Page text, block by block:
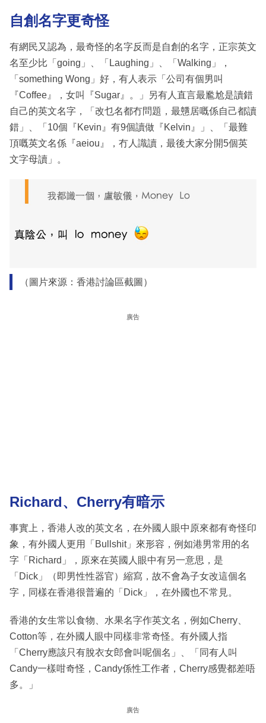
自創名字更奇怪
有網民又認為，最奇怪的名字反而是自創的名字，正宗英文
名至少比「going」、「Laughing」、「Walking」，
「something Wong」好，有人表示「公司有個男叫
『Coffee』，女叫『Sugar』。」另有人直言最尷尬是讀錯
自己的英文名字，「改乜名都冇問題，最戇居嘅係自己都讀
錯」、「10個『Kevin』有9個讀做『Kelvin』」、「最難
頂嘅英文名係『aeiou』，冇人識讀，最後大家分開5個英
文字母讀」。
（圖片來源：香港討論區截圖）
廣告
Richard、Cherry有暗示
事實上，香港人改的英文名，在外國人眼中原來都有奇怪印
象，有外國人更用「Bullshit」來形容，例如港男常用的名
字「Richard」，原來在英國人眼中有另一意思，是
「Dick」（即男性性器官）縮寫，故不會為子女改這個名
字，同樣在香港很普遍的「Dick」，在外國也不常見。
香港的女生常以食物、水果名字作英文名，例如Cherry、
Cotton等，在外國人眼中同樣非常奇怪。有外國人指
「Cherry應該只有脫衣女郎會叫呢個名」、「同有人叫
Candy一樣咁奇怪，Candy係性工作者，Cherry感覺都差唔
多。」
廣告